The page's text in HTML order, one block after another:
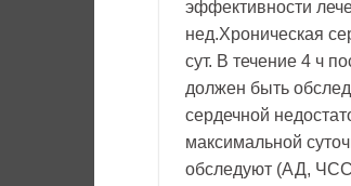
эффективности
нед.Хроническая
сут. В течение 4 ч
должен быть
сердечной
максимальной
обследуют (АД,